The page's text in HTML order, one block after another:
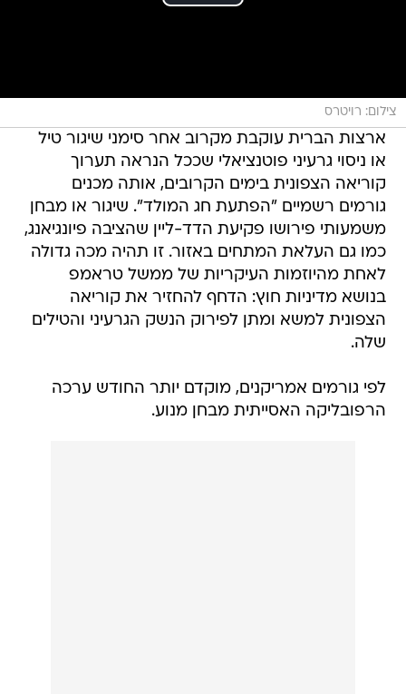
צילום: רויטרס
ארצות הברית עוקבת מקרוב אחר סימני שיגור טיל
או ניסוי גרעיני פוטנציאלי שככל הנראה תערוך
קוריאה הצפונית בימים הקרובים, אותה מכנים
גורמים רשמיים "הפתעת חג המולד". שיגור או מבחן
משמעותי פירושו פקיעת הדד-ליין שהציבה פיונגיאנג,
כמו גם העלאת המתחים באזור. זו תהיה מכה גדולה
לאחת מהיוזמות העיקריות של ממשל טראמפ
בנושא מדיניות חוץ: הדחף להחזיר את קוריאה
הצפונית למשא ומתן לפירוק הנשק הגרעיני והטילים
שלה.
לפי גורמים אמריקנים, מוקדם יותר החודש ערכה
הרפובליקה האסייתית מבחן מנוע.